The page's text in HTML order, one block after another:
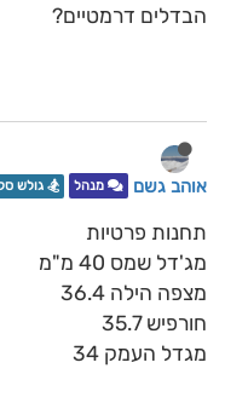
הבדלים דרמטיים?
אוהב גשם מנהל 🏂 גולש
תחנות פרטיות
מג'דל שמס 40 מ"מ
מצפה הילה 36.4
חורפיש 35.7
מגדל העמק 34